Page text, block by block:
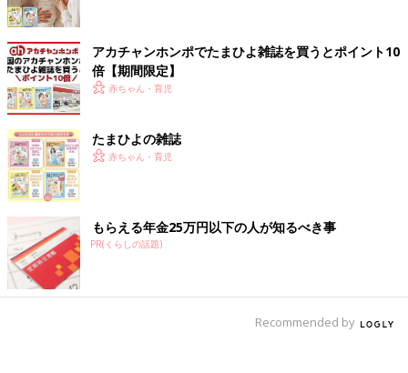
アカチャンホンポでたまひよ雑誌を買うとポイント10
倍【期間限定】
赤ちゃん・育児
たまひよの雑誌
赤ちゃん・育児
もらえる年金25万円以下の人が知るべき事
PR(くらしの話題)
Recommended by